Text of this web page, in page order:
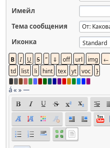
Имейл
Тема сообщения
Иконка
á« »—